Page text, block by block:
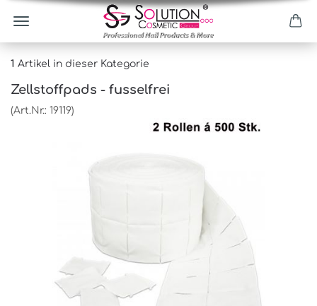
1 Artikel in dieser Kategorie
Zellstoffpads - fusselfrei
(Art.Nr.: 19119)